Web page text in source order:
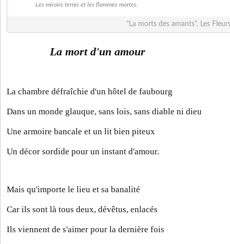
Les miroirs ternis et les flammes mortes.
"La morts des amants", Les
La mort d'un amour
La chambre défraîchie d'un hôtel de faubourg
Dans un monde glauque, sans lois, sans diable ni dieu
Une armoire bancale et un lit bien piteux
Un décor sordide pour un instant d'amour.
Mais qu'importe le lieu et sa banalité
Car ils sont là tous deux, dévêtus, enlacés
Ils viennent de s'aimer pour la dernière fois